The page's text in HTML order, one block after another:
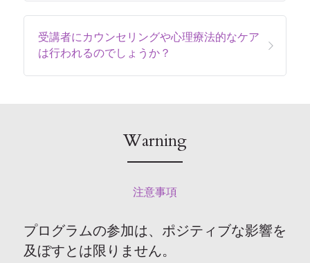
受講者にカウンセリングや心理療法的なケア
は行われるのでしょうか？
Warning
注意事項
プログラムの参加は、ポジティブな影響を
及ぼすとは限りません。